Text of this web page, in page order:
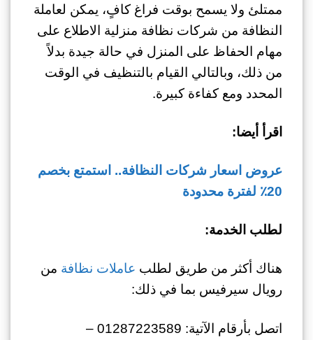
ممتلئ ولا يسمح بوقت فراغ كافٍ، يمكن لعاملة
النظافة من شركات نظافة منزلية الاطلاع على
مهام الحفاظ على المنزل في حالة جيدة بدلاً
من ذلك، وبالتالي القيام بالتنظيف في الوقت
المحدد ومع كفاءة كبيرة.
اقرأ أيضا:
عروض اسعار شركات النظافة.. استمتع بخصم
20٪ لفترة محدودة
لطلب الخدمة:
هناك أكثر من طريق لطلب عاملات نظافة من
رويال سيرفيس بما في ذلك:
اتصل بأرقام الآتية: 01287223589 –